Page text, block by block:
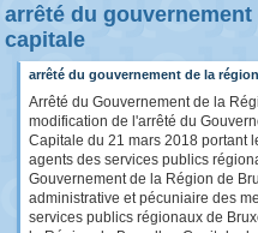
arrêté du
capitale
arrêté du gouvernement de la
Arrêté du Gouvernement de la
modification de l'arrêté du
Capitale du 21 mars 2018 portant
agents des services publics
Gouvernement de la Région de
administrative et pécuniaire des
services publics régionaux de